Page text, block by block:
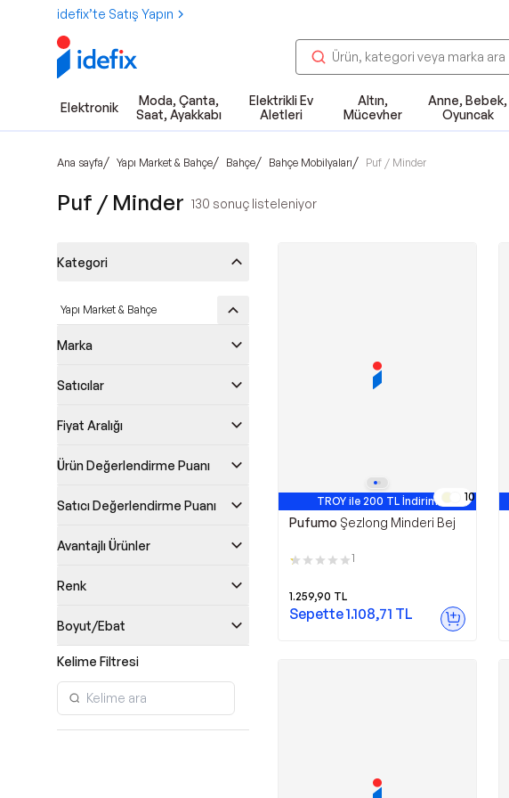
idefix’te Satış Yapın
Elektronik
Moda, Çanta,
Saat, Ayakkabı
Elektrikli Ev
Aletleri
Altın,
Mücevher
Anne, Bebek,
Oyuncak
Ana sayfa/ Yapı Market & Bahçe/ Bahçe/ Bahçe Mobilyaları/ Puf / Minder
Puf / Minder 130 sonuç listeleniyor
Kategori
Yapı Market & Bahçe
Marka
Satıcılar
Fiyat Aralığı
Ürün Değerlendirme Puanı
Satıcı Değerlendirme Puanı
Avantajlı Ürünler
Renk
Boyut/Ebat
Kelime Filtresi
TROY ile 200 TL İndirim 10
Pufumo Şezlong Minderi Bej
1
1.259,90 TL
Sepette1.108,71 TL